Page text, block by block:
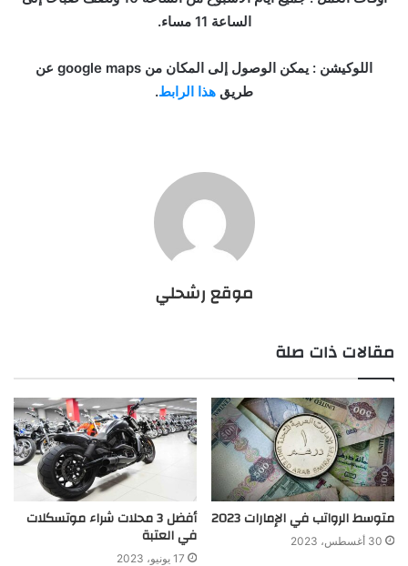
الساعة 11 مساء.
اللوكيشن : يمكن الوصول إلى المكان من google maps عن
طريق هذا الرابط.
موقع رشحلي
مقالات ذات صلة
متوسط الرواتب في الإمارات 2023
30 أغسطس، 2023
أفضل 3 محلات شراء موتسكلات
في العتبة
17 يونيو، 2023